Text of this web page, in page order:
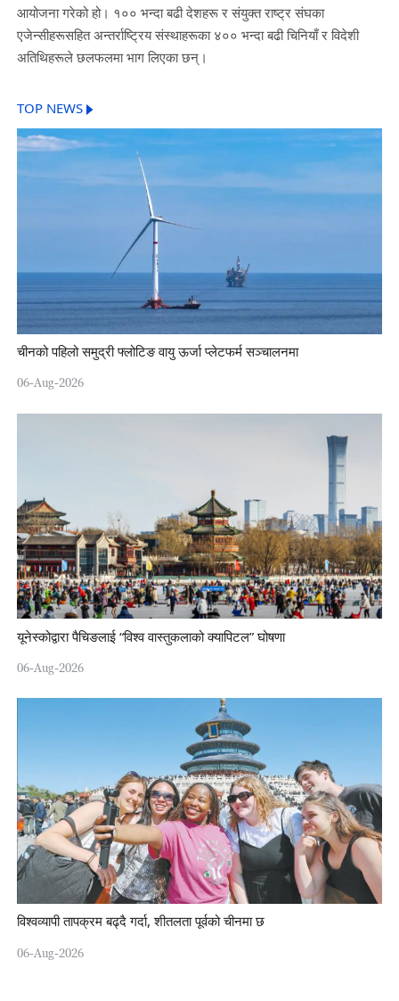
आयोजना गरेको हो। १०० भन्दा बढी देशहरू र संयुक्त राष्ट्र संघका
एजेन्सीहरूसहित अन्तर्राष्ट्रिय संस्थाहरूका ४०० भन्दा बढी चिनियाँ र विदेशी
अतिथिहरूले छलफलमा भाग लिएका छन्।
TOP NEWS
चीनको पहिलो समुद्री फ्लोटिङ वायु ऊर्जा प्लेटफर्म सञ्चालनमा
06-Aug-2026
यूनेस्कोद्वारा पैचिङलाई “विश्व वास्तुकलाको क्यापिटल” घोषणा
06-Aug-2026
विश्वव्यापी तापक्रम बढ्दै गर्दा, शीतलता पूर्वको चीनमा छ
06-Aug-2026